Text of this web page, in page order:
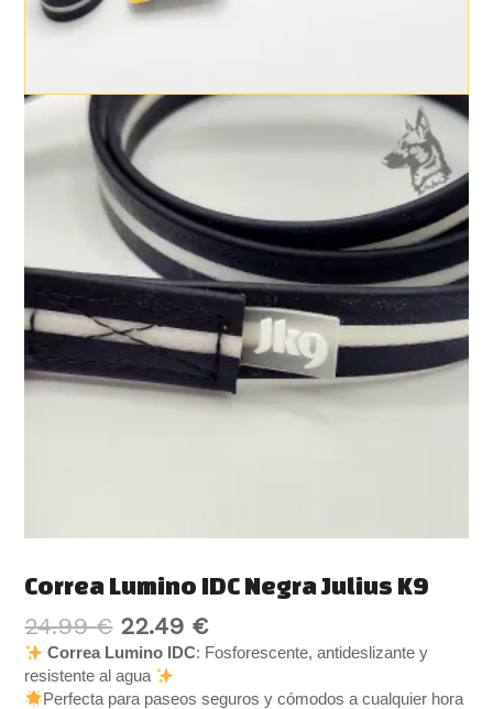
Correa Lumino IDC Negra Julius K9
24.99€ 22.49 €
Correa Lumino IDC: Fosforescente, antideslizante y
resistente al agua
Perfecta para paseos seguros y cómodos a cualquier hora